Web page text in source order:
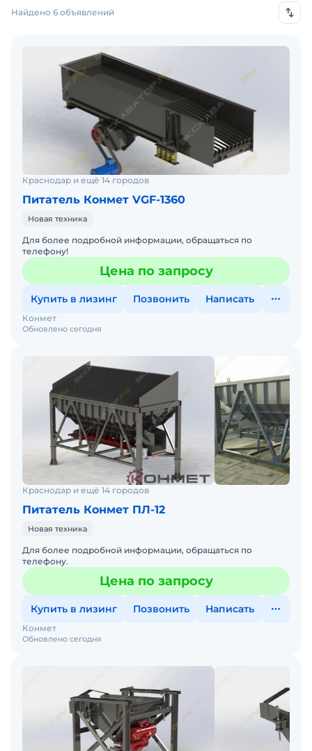
Найдено 6 объявлений
Краснодар и ещё 14 городов
Питатель Конмет VGF-1360
Новая техника
Для более подробной информации, обращаться по
телефону!
Цена по запросу
Купить в лизинг Позвонить Написать
Обновлено сегодня
Конмет
Краснодар и ещё 14 городов
Питатель Конмет ПЛ-12
Новая техника
Для более подробной информации, обращаться по
телефону.
Цена по запросу
Купить в лизинг Позвонить Написать
Обновлено сегодня
Конмет